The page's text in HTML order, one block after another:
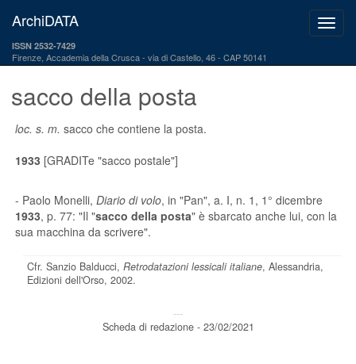
ArchiDATA
ISSN 2532-7429
Firenze, Accademia della Crusca via di Castello, 46 - CAP 50141
sacco della posta
loc. s. m. sacco che contiene la posta.
1933 [GRADITe "sacco postale"]
- Paolo Monelli, Diario di volo, in "Pan", a. I, n. 1, 1° dicembre
1933, p. 77: "Il "sacco della posta" è sbarcato anche lui, con la
sua macchina da scrivere".
Cfr. Sanzio Balducci, Retrodatazioni lessicali italiane, Alessandria,
Edizioni dell'Orso, 2002.
---
Scheda di redazione - 23/02/2021